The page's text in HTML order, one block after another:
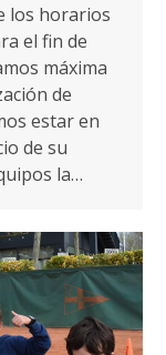
los horarios
el fin de
máxima
de
estar en
de su
la…